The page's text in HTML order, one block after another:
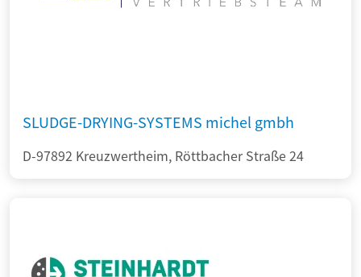
SLUDGE-DRYING-SYSTEMS michel gmbh
D-97892 Kreuzwertheim, Röttbacher Straße 24